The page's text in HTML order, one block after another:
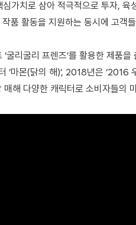
가치로 삼아 적극적으로 투자,
품 활동을 지원하는 동시에 고객
리굴리 프렌즈’를 활용한 제품
마몬(닭의 해)’, 2018년은
해 다양한 캐릭터로 소비자들의